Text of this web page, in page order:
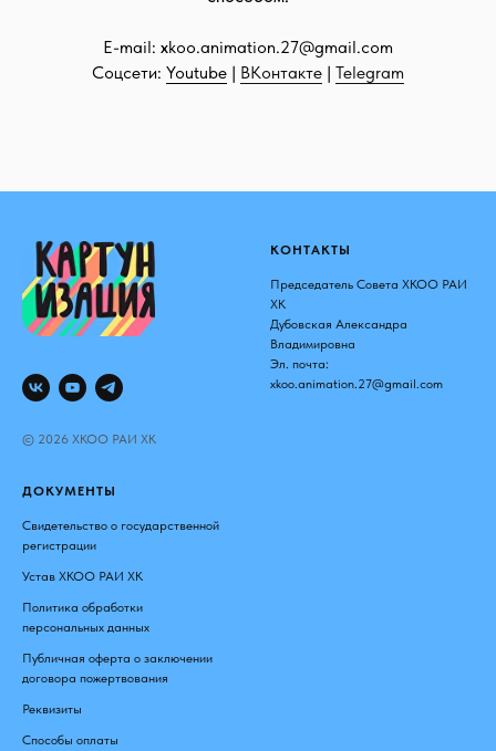
E-mail: xkoo.animation.27@gmail.com
Соцсети: Youtube | ВКонтакте | Telegram
© 2026 ХКОО РАИ ХК
КОНТАКТЫ
Председатель Совета ХКОО РАИ
ХК
Дубовская Александра
Владимировна
Эл. почта:
xkoo.animation.27@gmail.com
ДОКУМЕНТЫ
Свидетельство о государственной
регистрации
Устав ХКОО РАИ ХК
Политика обработки
персональных данных
Публичная оферта о заключении
договора пожертвования
Реквизиты
Способы оплаты